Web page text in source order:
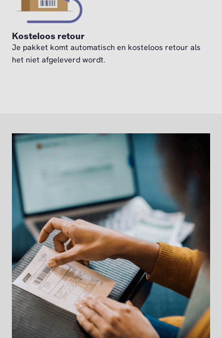
Kosteloos retour
Je pakket komt automatisch en kosteloos retour als
het niet afgeleverd wordt.